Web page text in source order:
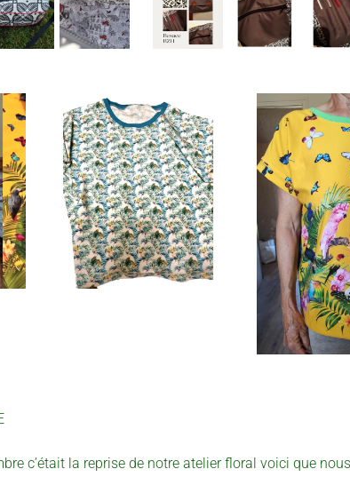
c’était la reprise de notre atelier floral voici que